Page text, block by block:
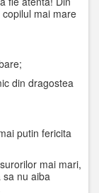
mai mare
din dragostea
putin fericita
mai mari,
sa nu aiba